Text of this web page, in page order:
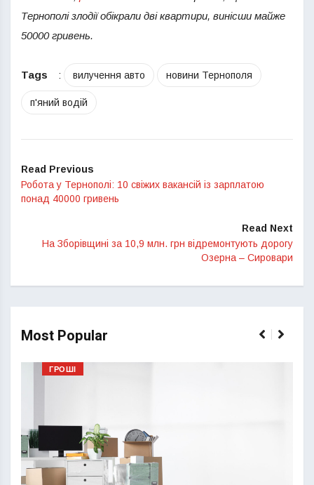
Тернополі злодії обікрали дві квартири, винісши майже
50000 гривень.
Tags : вилучення авто новини Тернополя
п'яний водій
Read Previous
Робота у Тернополі: 10 свіжих вакансій із зарплатою
понад 40000 гривень
Read Next
На Зборівщині за 10,9 млн. грн відремонтують дорогу
Озерна – Сировари
Most Popular
ГРОШІ